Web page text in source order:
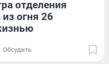
отделения
огня 26
Обсудить